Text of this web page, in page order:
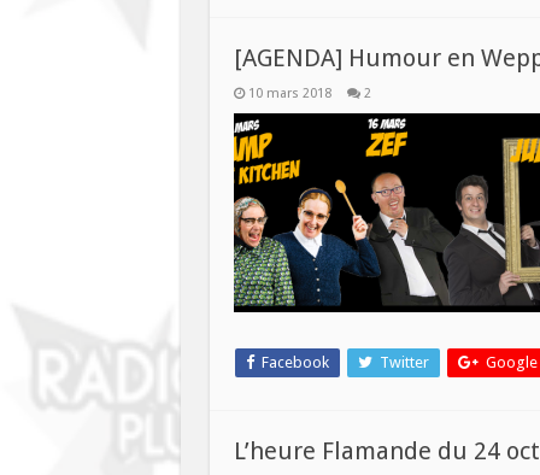
[AGENDA] Humour en
10 mars 2018 2
Facebook Twitter Google
L’heure Flamande du 24